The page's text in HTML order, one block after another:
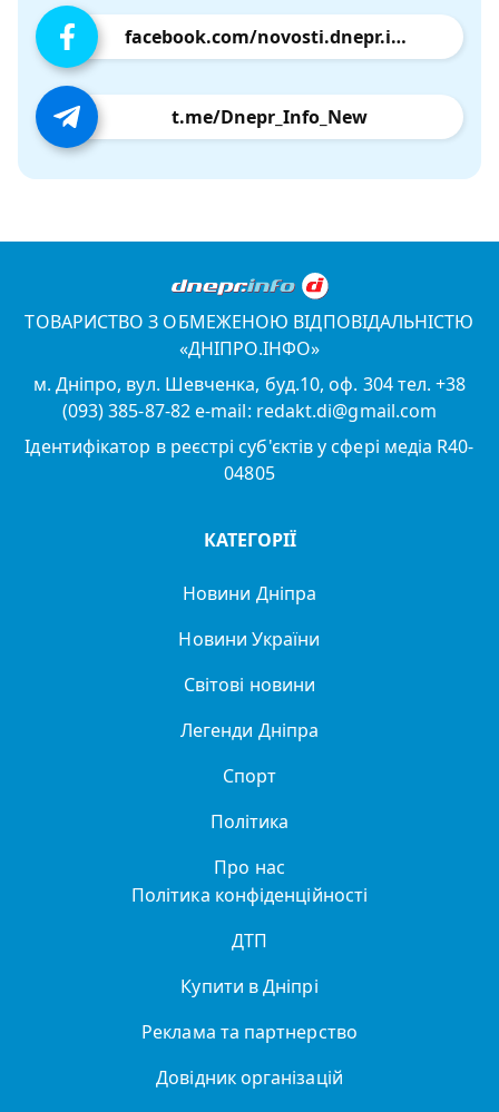
facebook.com/novosti.dnepr.info
t.me/Dnepr_Info_New
ТОВАРИСТВО З ОБМЕЖЕНОЮ ВІДПОВІДАЛЬНІСТЮ
«ДНІПРО.ІНФО»
м. Дніпро, вул. Шевченка, буд.10, оф. 304 тел. +38
(093) 385-87-82 e-mail: redakt.di@gmail.com
Ідентифікатор в реєстрі суб'єктів у сфері медіа R40-
04805
КАТЕГОРІЇ
Новини Дніпра
Новини України
Світові новини
Легенди Дніпра
Спорт
Політика
Про нас
Політика конфіденційності
ДТП
Купити в Дніпрі
Реклама та партнерство
Довідник організацій